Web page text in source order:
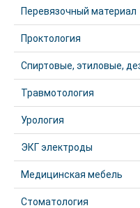
Перевязочный материал
Проктология
Спиртовые, этиловые,
Травмотология
Урология
ЭКГ электроды
Медицинская мебель
Стоматология